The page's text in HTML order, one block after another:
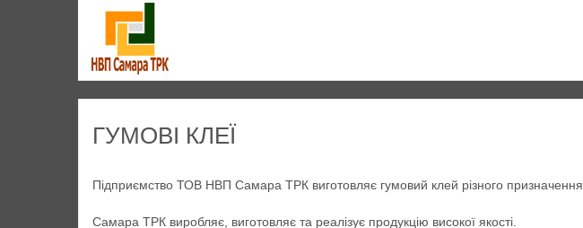
ГУМОВІ КЛЕЇ
Підприємство ТОВ НВП Самара ТРК виготовляє гумовий клей різного призначення.
Самара ТРК виробляє, виготовляє та реалізує продукцію високої якості.